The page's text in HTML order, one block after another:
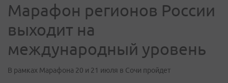
Марафон регионов России
выходит на
международный уровень
В рамках Марафона 20 и 21 июля в Сочи пройдет